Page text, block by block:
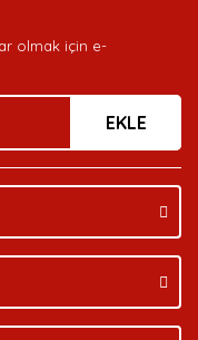
olmak için e-
EKLE